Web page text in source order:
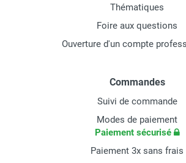
Thématiques
Foire aux questions
Ouverture d'un compte
Commandes
Suivi de commande
Modes de paiement
Paiement sécurisé
Paiement 3x sans frais